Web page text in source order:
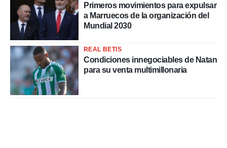
Primeros movimientos para expulsar
a Marruecos de la organización del
Mundial 2030
REAL BETIS
Condiciones innegociables de Natan
para su venta multimillonaria